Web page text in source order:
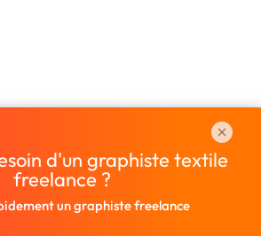
d'un graphiste textile
freelance ?
un graphiste freelance